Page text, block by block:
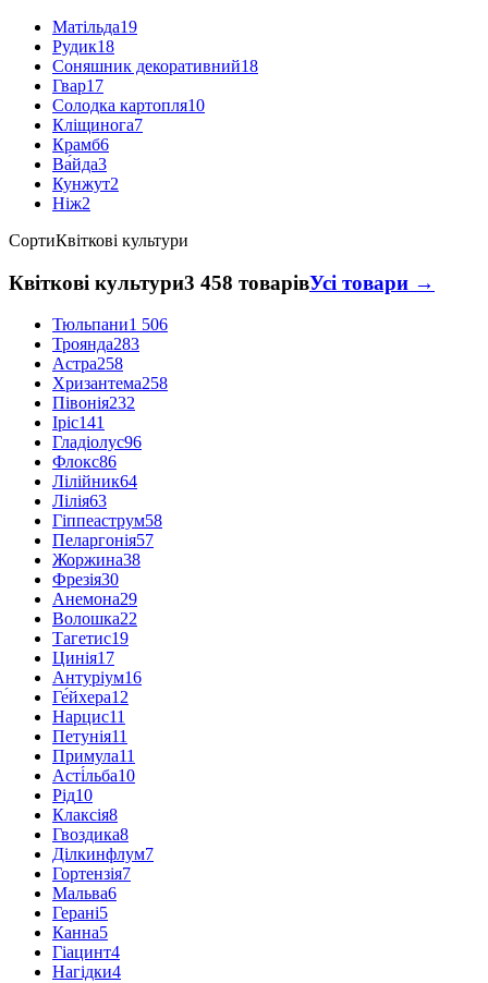
Матільда19
Рудик18
Соняшник декоративний18
Гвар17
Солодка картопля10
Кліщинога7
Крамб6
Ва́йда3
Кунжут2
Ніж2
СортиКвіткові культури
Квіткові культури3 458 товарівУсі товари →
Тюльпани1 506
Троянда283
Астра258
Хризантема258
Півонія232
Іріс141
Гладіолус96
Флокс86
Лілійник64
Лілія63
Гіппеаструм58
Пеларгонія57
Жоржина38
Фрезія30
Анемона29
Волошка22
Тагетис19
Цинія17
Антуріум16
Ге́йхера12
Нарцис11
Петунія11
Примула11
Асті́льба10
Рід10
Клаксія8
Гвоздика8
Ділкинфлум7
Гортензія7
Мальва6
Герані5
Канна5
Гіацинт4
Нагідки4